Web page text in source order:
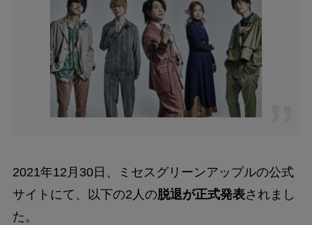
2021年12月30日、ミセスグリーンアップルの公式
サイトにて、以下の2人の脱退が正式発表されまし
た。